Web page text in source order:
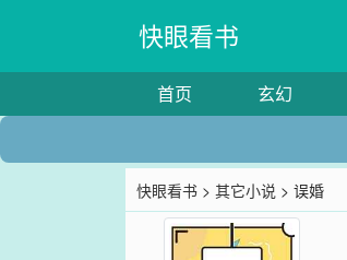
快眼看书
首页 玄幻
快眼看书 >其它小说 > 误婚